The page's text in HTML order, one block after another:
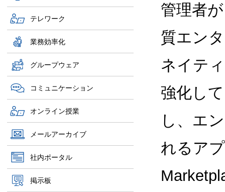
テレワーク
業務効率化
グループウェア
コミュニケーション
オンライン授業
メールアーカイブ
社内ポータル
掲示板
管理者
質エン
ネイテ
強化し
し、エ
れるア